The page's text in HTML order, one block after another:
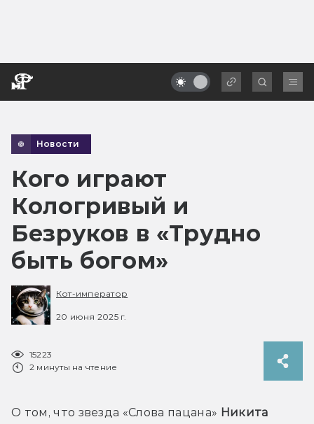
Новости
Кого играют
Кологривый и
Безруков в «Трудно
быть богом»
Кот-император
20 июня 2025 г.
15223
2 минуты на чтение
О том, что звезда «Слова пацана» Никита